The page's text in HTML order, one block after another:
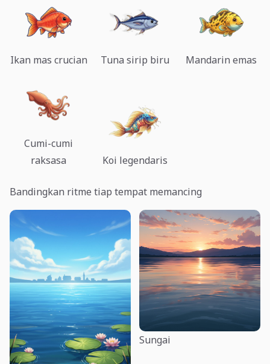
Ikan mas crucian Tuna sirip biru Mandarin emas
Cumi-cumi
raksasa
Koi legendaris
Bandingkan ritme tiap tempat memancing
Sungai